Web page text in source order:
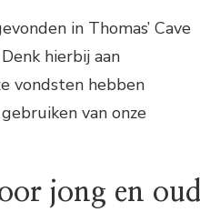
in Thomas’ Cave
hierbij aan
vondsten hebben
van onze
jong en